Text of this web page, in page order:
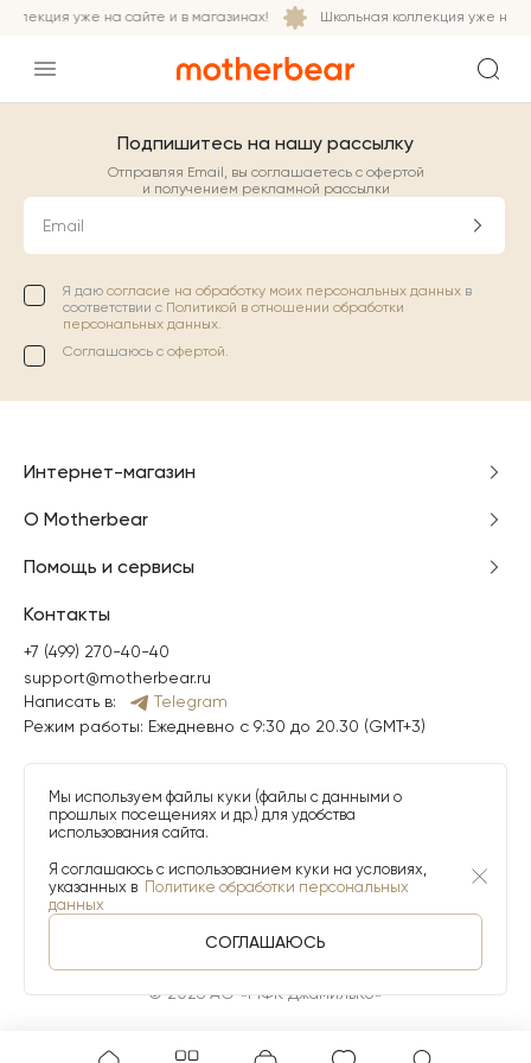
уже на сайте и в магазинах! Школьная коллекция уже на
Подпишитесь на нашу рассылку
Отправляя Email, вы соглашаетесь с офертой
и получением рекламной рассылки
Email
Я даю согласие на обработку моих персональных данных в
соответствии с Политикой в отношении обработки
персональных данных.
Соглашаюсь с офертой.
Интернет-магазин
О Motherbear
Помощь и сервисы
Контакты
+7 (499) 270-40-40
support@motherbear.ru
Написать в:
Telegram
Режим работы: Ежедневно с 9:30 до 20.30 (GMT+3)
© 2026 АО «МФК ДжамильКо»
Мы используем файлы куки (файлы с данными о
прошлых посещениях и др.) для удобства
использования сайта.
Я соглашаюсь с использованием куки на условиях,
указанных в Политике обработки персональных
данных
СОГЛАШАЮСЬ